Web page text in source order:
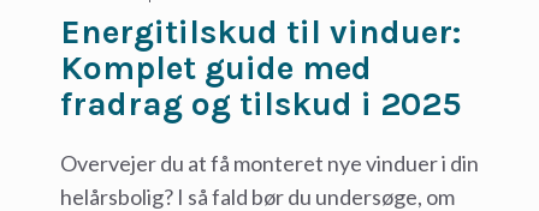
Energitilskud til vinduer:
Komplet guide med
fradrag og tilskud i 2025
Overvejer du at få monteret nye vinduer i din
helårsbolig? I så fald bør du undersøge, om